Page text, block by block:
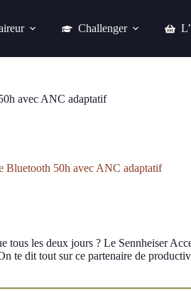
Challenger
avec ANC adaptatif
Bluetooth 50h avec ANC adaptatif
tous les deux jours ? Le Sennheiser
te dit tout sur ce partenaire de